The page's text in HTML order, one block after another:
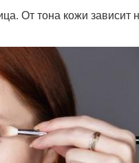
От тона кожи зависит